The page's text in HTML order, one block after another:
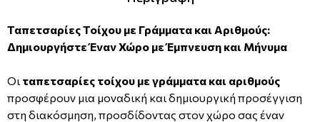
Ταπετσαρίες Τοίχου με Γράμματα και Αριθμούς:
Δημιουργήστε Έναν Χώρο με Έμπνευση και Μήνυμα
Οι ταπετσαρίες τοίχου με γράμματα και αριθμούς
προσφέρουν μια μοναδική και δημιουργική προσέγγιση
στη διακόσμηση, προσδίδοντας στον χώρο σας έναν